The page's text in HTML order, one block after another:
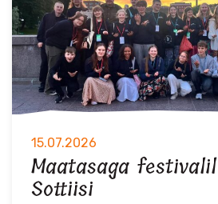
15.07.2026
Maatasaga
Sottiisi